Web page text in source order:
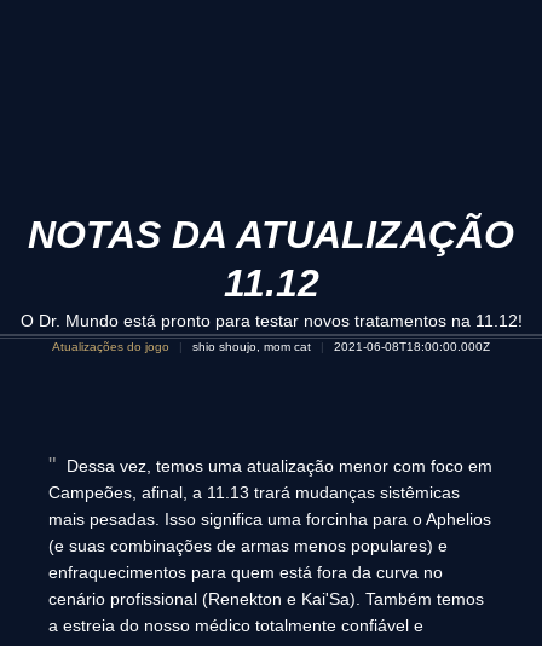
NOTAS DA ATUALIZAÇÃO
11.12
O Dr. Mundo está pronto para testar novos tratamentos na 11.12!
Atualizações do jogo shio shoujo, mom cat 2021-06-08T18:00:00.000Z
Dessa vez, temos uma atualização menor com foco em
Campeões, afinal, a 11.13 trará mudanças sistêmicas
mais pesadas. Isso significa uma forcinha para o Aphelios
(e suas combinações de armas menos populares) e
enfraquecimentos para quem está fora da curva no
cenário profissional (Renekton e Kai'Sa). Também temos
a estreia do nosso médico totalmente confiável e